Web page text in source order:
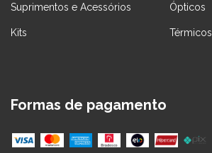
Suprimentos e Acessórios Ópticos
Kits Térmicos
Formas de pagamento